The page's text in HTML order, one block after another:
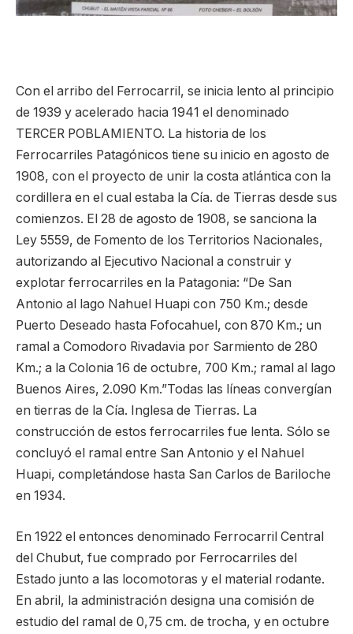
Con el arribo del Ferrocarril, se inicia lento al principio
de 1939 y acelerado hacia 1941 el denominado
TERCER POBLAMIENTO. La historia de los
Ferrocarriles Patagónicos tiene su inicio en agosto de
1908, con el proyecto de unir la costa atlántica con la
cordillera en el cual estaba la Cía. de Tierras desde sus
comienzos. El 28 de agosto de 1908, se sanciona la
Ley 5559, de Fomento de los Territorios Nacionales,
autorizando al Ejecutivo Nacional a construir y
explotar ferrocarriles en la Patagonia: “De San
Antonio al lago Nahuel Huapi con 750 Km.; desde
Puerto Deseado hasta Fofocahuel, con 870 Km.; un
ramal a Comodoro Rivadavia por Sarmiento de 280
Km.; a la Colonia 16 de octubre, 700 Km.; ramal al lago
Buenos Aires, 2.090 Km.”Todas las líneas convergían
en tierras de la Cía. Inglesa de Tierras. La
construcción de estos ferrocarriles fue lenta. Sólo se
concluyó el ramal entre San Antonio y el Nahuel
Huapi, completándose hasta San Carlos de Bariloche
en 1934.
En 1922 el entonces denominado Ferrocarril Central
del Chubut, fue comprado por Ferrocarriles del
Estado junto a las locomotoras y el material rodante.
En abril, la administración designa una comisión de
estudio del ramal de 0,75 cm. de trocha, y en octubre